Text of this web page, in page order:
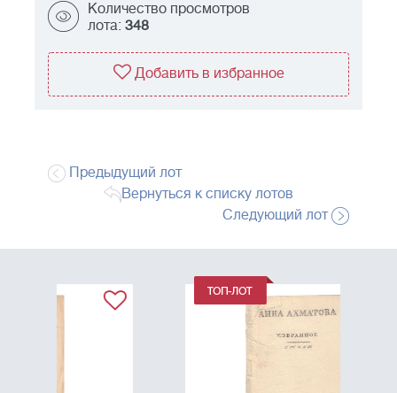
Количество просмотров
лота: 348
Добавить в избранное
Предыдущий лот
Вернуться к списку лотов
Следующий лот